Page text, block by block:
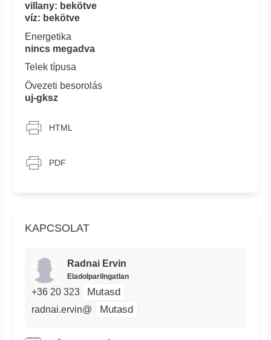
KAPCSOLAT
Radnai Ervin
EladoIpariIngatlan
+36 20 323 Mutasd
radnai.ervin@ Mutasd
villany: bekötve
víz: bekötve
Energetika
nincs megadva
Telek típusa
Övezeti besorolás
uj-gksz
HTML
PDF